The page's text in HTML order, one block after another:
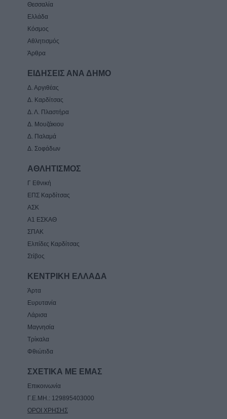
Θεσσαλία
Ελλάδα
Κόσμος
Αθλητισμός
Άρθρα
ΕΙΔΗΣΕΙΣ ΑΝΑ ΔΗΜΟ
Δ. Αργιθέας
Δ. Καρδίτσας
Δ. Λ. Πλαστήρα
Δ. Μουζάκιου
Δ. Παλαμά
Δ. Σοφάδων
ΑΘΛΗΤΙΣΜΟΣ
Γ Εθνική
ΕΠΣ Καρδίτσας
ΑΣΚ
Α1 ΕΣΚΑΘ
ΣΠΑΚ
Ελπίδες Καρδίτσας
Στίβος
ΚΕΝΤΡΙΚΗ ΕΛΛΑΔΑ
Άρτα
Ευρυτανία
Λάρισα
Μαγνησία
Τρίκαλα
Φθιώτιδα
ΣΧΕΤΙΚΑ ΜΕ ΕΜΑΣ
Επικοινωνία
Γ.Ε.ΜΗ.: 129895403000
ΟΡΟΙ ΧΡΗΣΗΣ